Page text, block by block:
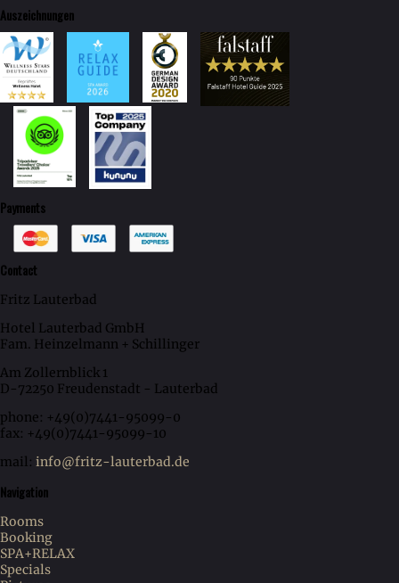
Auszeichnungen
Payments
Contact
Fritz Lauterbad
Hotel Lauterbad GmbH
Fam. Heinzelmann + Schillinger
Am Zollernblick 1
D-72250 Freudenstadt - Lauterbad
phone: +49(0)7441-95099-0
fax: +49(0)7441-95099-10
mail: info@fritz-lauterbad.de
Navigation
Rooms
Booking
SPA+RELAX
Specials